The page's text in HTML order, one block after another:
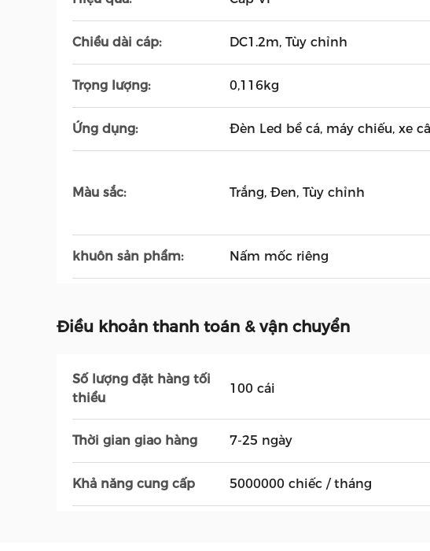
Chiều dài cáp: DC1.2m, Tùy chỉnh
Trọng lượng: 0,116kg
Ứng dụng: Đèn Led bể cá, máy chiếu, xe
Màu sắc: Trắng, Đen, Tùy chỉnh
khuôn sản phẩm: Nấm mốc riêng
Điều khoản thanh toán & vận chuyển
Số lượng đặt hàng tối
thiểu
100 cái
Thời gian giao hàng 7-25 ngày
Khả năng cung cấp 5000000 chiếc / tháng